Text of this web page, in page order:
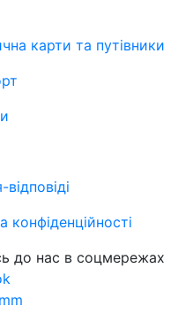
карти та путівники
конфіденційності
до нас в соцмережах